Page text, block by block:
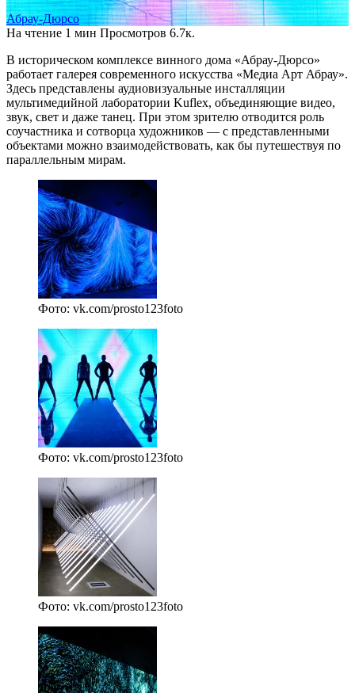
Абрау-Дюрсо
На чтение 1 мин Просмотров 6.7к.
В историческом комплексе винного дома «Абрау-Дюрсо»
работает галерея современного искусства «Медиа Арт Абрау».
Здесь представлены аудиовизуальные инсталляции
мультимедийной лаборатории Kufleх, объединяющие видео,
звук, свет и даже танец. При этом зрителю отводится роль
соучастника и сотворца художников — с представленными
объектами можно взаимодействовать, как бы путешествуя по
параллельным мирам.
Фото: vk.com/prosto123foto
Фото: vk.com/prosto123foto
Фото: vk.com/prosto123foto